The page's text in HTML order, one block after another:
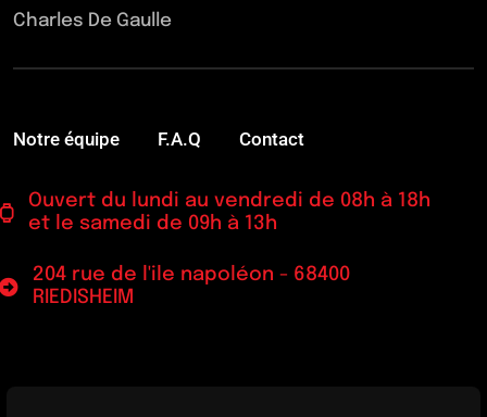
Charles De Gaulle
Notre équipe F.A.Q Contact
Ouvert du lundi au vendredi de 08h à 18h
et le samedi de 09h à 13h
204 rue de l'ile napoléon - 68400
RIEDISHEIM